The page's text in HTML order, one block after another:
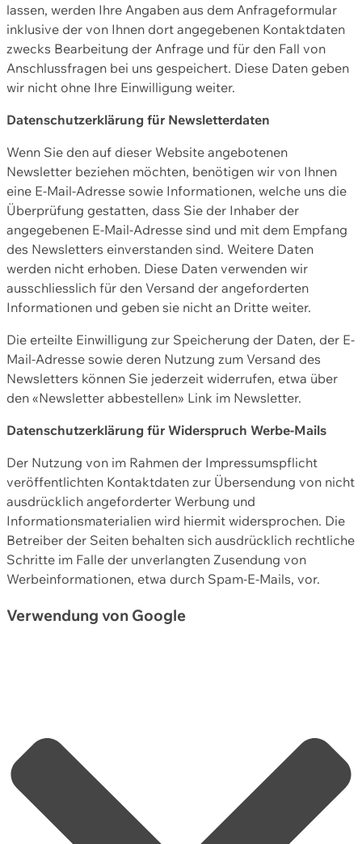
lassen, werden Ihre Angaben aus dem Anfrageformular
inklusive der von Ihnen dort angegebenen Kontaktdaten
zwecks Bearbeitung der Anfrage und für den Fall von
Anschlussfragen bei uns gespeichert. Diese Daten geben
wir nicht ohne Ihre Einwilligung weiter.
Datenschutzerklärung für Newsletterdaten
Wenn Sie den auf dieser Website angebotenen
Newsletter beziehen möchten, benötigen wir von Ihnen
eine E-Mail-Adresse sowie Informationen, welche uns die
Überprüfung gestatten, dass Sie der Inhaber der
angegebenen E-Mail-Adresse sind und mit dem Empfang
des Newsletters einverstanden sind. Weitere Daten
werden nicht erhoben. Diese Daten verwenden wir
ausschliesslich für den Versand der angeforderten
Informationen und geben sie nicht an Dritte weiter.
Die erteilte Einwilligung zur Speicherung der Daten, der E-
Mail-Adresse sowie deren Nutzung zum Versand des
Newsletters können Sie jederzeit widerrufen, etwa über
den «Newsletter abbestellen» Link im Newsletter.
Datenschutzerklärung für Widerspruch Werbe-Mails
Der Nutzung von im Rahmen der Impressumspflicht
veröffentlichten Kontaktdaten zur Übersendung von nicht
ausdrücklich angeforderter Werbung und
Informationsmaterialien wird hiermit widersprochen. Die
Betreiber der Seiten behalten sich ausdrücklich rechtliche
Schritte im Falle der unverlangten Zusendung von
Werbeinformationen, etwa durch Spam-E-Mails, vor.
Verwendung von Google